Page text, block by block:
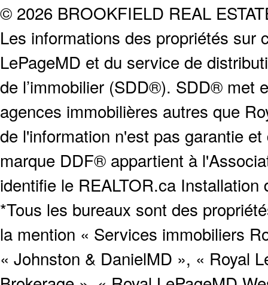
© 2026 BROOKFIELD REAL
Les informations des propriétés sur
LePageMD et du service de
de l’immobilier (SDD®). SDD® met
agences immobilières autres que
de l'information n'est pas garantie
marque DDF® appartient à
identifie le REALTOR.ca
*Tous les bureaux sont des
la mention « Services immobiliers
« Johnston & DanielMD », « Royal